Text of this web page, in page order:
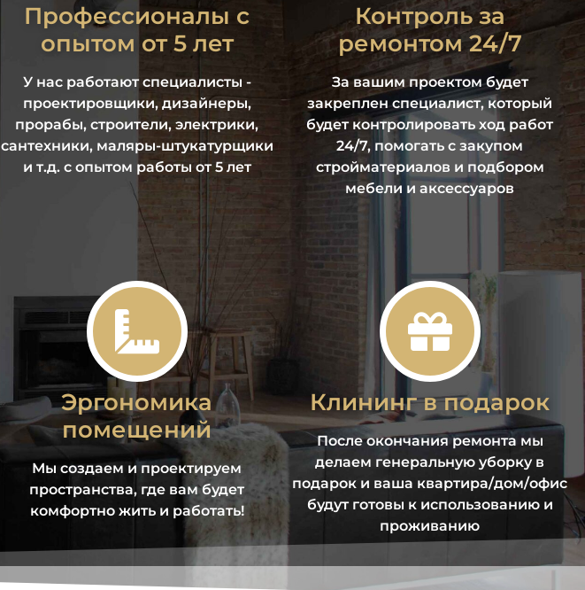
Профессионалы с
опытом от 5 лет
У нас работают специалисты -
проектировщики, дизайнеры,
прорабы, строители, электрики,
сантехники, маляры-штукатурщики
и т.д. с опытом работы от 5 лет
Контроль за
ремонтом 24/7
За вашим проектом будет
закреплен специалист, который
будет контролировать ход работ
24/7, помогать с закупом
стройматериалов и подбором
мебели и аксессуаров
Эргономика
помещений
Мы создаем и проектируем
пространства, где вам будет
комфортно жить и работать!
Клининг в подарок
После окончания ремонта мы
делаем генеральную уборку в
подарок и ваша квартира/дом/офис
будут готовы к использованию и
проживанию